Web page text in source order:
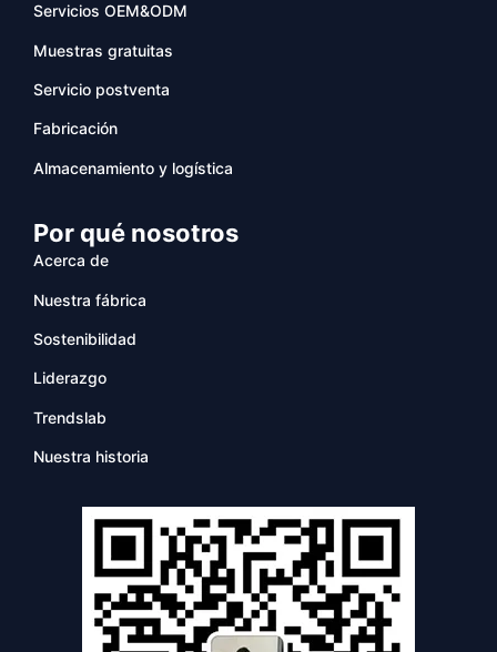
Servicios OEM&ODM
Muestras gratuitas
Servicio postventa
Fabricación
Almacenamiento y logística
Por qué nosotros
Acerca de
Nuestra fábrica
Sostenibilidad
Liderazgo
Trendslab
Nuestra historia